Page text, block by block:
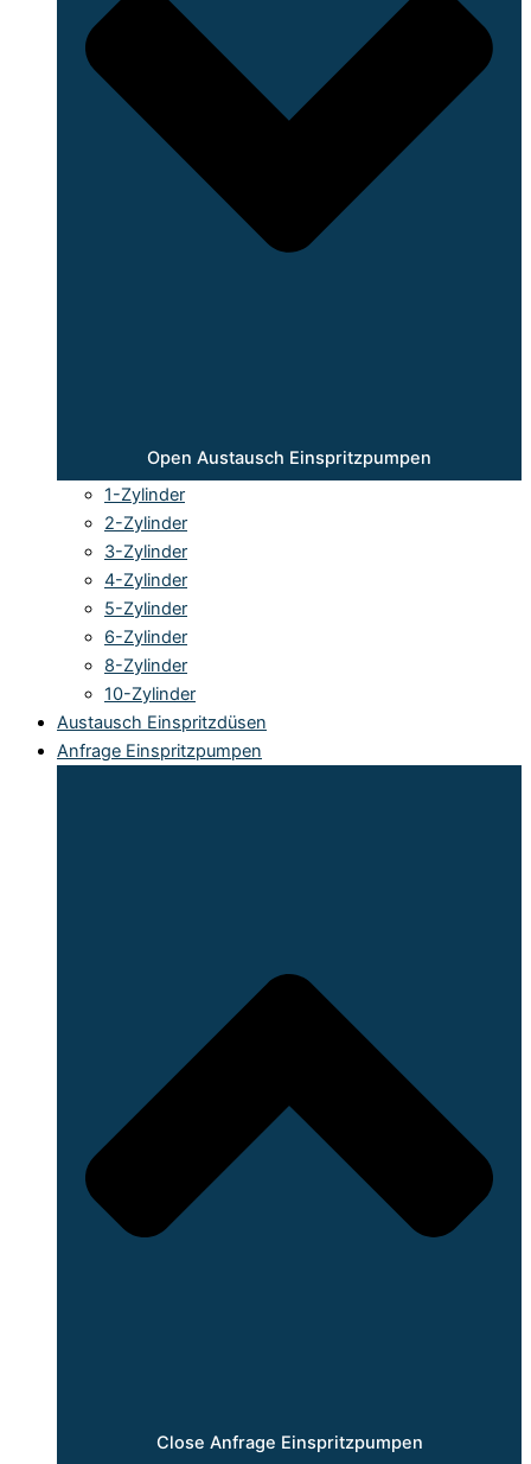
Open Austausch Einspritzpumpen
1-Zylinder
2-Zylinder
3-Zylinder
4-Zylinder
5-Zylinder
6-Zylinder
8-Zylinder
10-Zylinder
Austausch Einspritzdüsen
Anfrage Einspritzpumpen
Close Anfrage Einspritzpumpen